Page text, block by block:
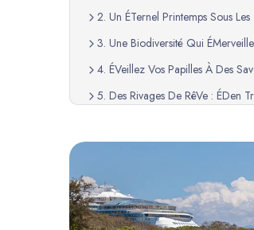
2. Un ÉTernel Printemps Sous
3. Une Biodiversité Qui
4. ÉVeillez Vos Papilles À Des
5. Des Rivages De RêVe : ÉDen
Une Invitation À DéCouvrir :